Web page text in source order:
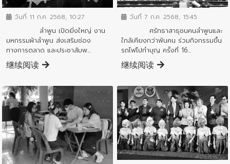
วันที่ 11 ก.ค. 2568, 10:27
ลำพูน เปิดยิ่งใหญ่ งาน
มหกรรมผ้าลำพูน ส่งเสริมช่อง
ทางการตลาด และประชาสัมพ...
继续阅读
วันที่ 7 ก.ค. 2568, 15:45
ศรัทธาสาธุชนคนลำพูนและ
ใกล้เคียงกว่าพันคน ร่วมกิจกรรมขึ้น
รถไฟไปทำบุญ ครั้งที่ 16...
继续阅读
ข่าวประชาสัมพันธ์
ข่าวประชาสัมพันธ์